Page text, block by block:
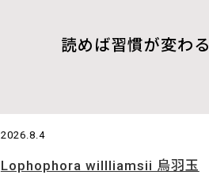
読めば習慣が変わる
2026.8.4
Lophophora willliamsii 烏羽玉